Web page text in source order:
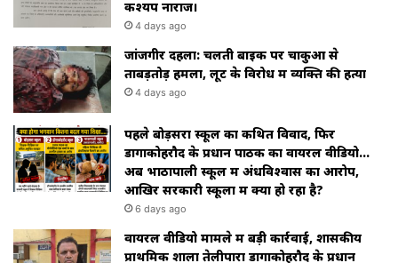
कश्यप नाराज।
4 days ago
जांजगीर दहला: चलती बाइक पर चाकुओं से
ताबड़तोड़ हमला, लूट के विरोध में व्यक्ति की हत्या
4 days ago
पहले बोड़सरा स्कूल का कथित विवाद, फिर
डोंगाकोहरौद के प्रधान पाठक का वायरल वीडियो…
अब भाठापाली स्कूल में अंधविश्वास का आरोप,
आखिर सरकारी स्कूलों में क्या हो रहा है?
6 days ago
वायरल वीडियो मामले में बड़ी कार्रवाई, शासकीय
प्राथमिक शाला तेलीपारा डोंगाकोहरौद के प्रधान